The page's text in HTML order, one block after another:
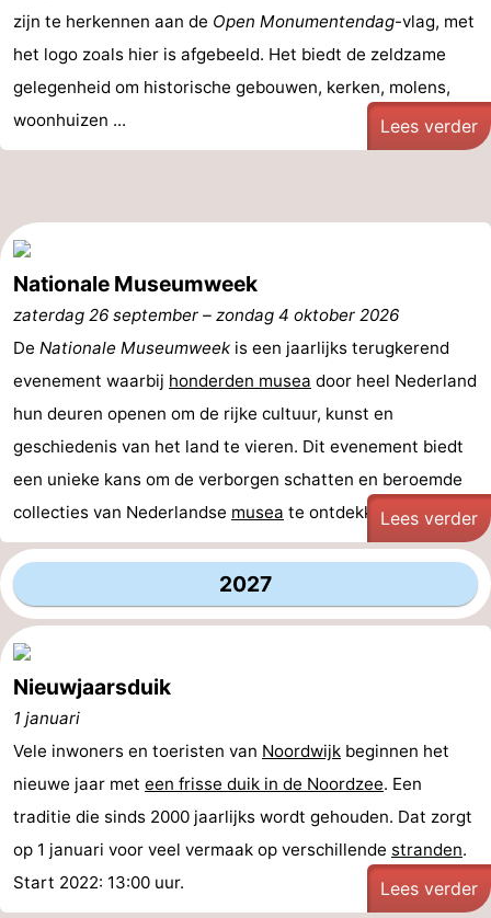
Route
Parkeren
Reisboekenwinkel
Noord-
Natuur
Schoorlse
Duinen
-
Bergen
aan
Zee
-
Bergen
-
Alkmaar
-
Egmond
aan
Zee
-
Noordhollands
duinreservaat
-
Wijk
aan
Zee
-
Natuur
Zuid-
Kennermerland
-
Amsterdam
-
Haarlem
-
zijn te herkennen aan de Open Monumentendag-vlag, met
het logo zoals hier is afgebeeld. Het biedt de zeldzame
gelegenheid om historische gebouwen, kerken, molens,
woonhuizen ...
Lees verder
Nationale Museumweek
zaterdag 26 september – zondag 4 oktober 2026
De Nationale Museumweek is een jaarlijks terugkerend
evenement waarbij honderden musea door heel Nederland
hun deuren openen om de rijke cultuur, kunst en
geschiedenis van het land te vieren. Dit evenement biedt
een unieke kans om de verborgen schatten en beroemde
collecties van Nederlandse musea te ontdekken. Van ...
Lees verder
2027
Nieuwjaarsduik
1 januari
Vele inwoners en toeristen van Noordwijk beginnen het
nieuwe jaar met een frisse duik in de Noordzee. Een
traditie die sinds 2000 jaarlijks wordt gehouden. Dat zorgt
op 1 januari voor veel vermaak op verschillende stranden.
Start 2022: 13:00 uur.
Lees verder